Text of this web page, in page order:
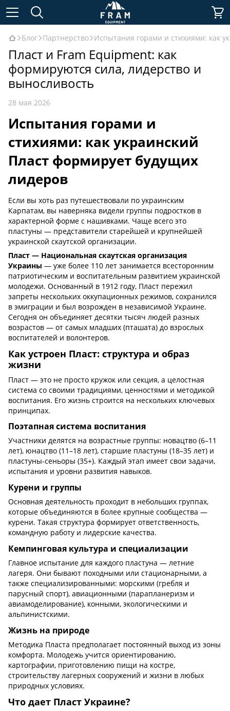
Блог Партнерство Испытания горами и стихиями: как
Пласт и Fram Equipment: как
формируются сила, лидерство и
выносливость
28 мая 2026
Испытания горами и
стихиями: как украинский
Пласт формирует будущих
лидеров
Если вы хоть раз путешествовали по украинским
Карпатам, вы наверняка видели группы подростков в
характерной форме с нашивками. Чаще всего это
пластуны — представители старейшей и крупнейшей
украинской скаутской организации.
Пласт — Национальная скаутская организация
Украины — уже более 110 лет занимается всесторонним
патриотическим и воспитательным развитием украинской
молодежи. Основанный в 1912 году, Пласт пережил
запреты нескольких оккупационных режимов, сохранился
в эмиграции и был возрожден в независимой Украине.
Сегодня он объединяет десятки тысяч людей разных
возрастов — от самых младших (пташата) до взрослых
воспитателей и волонтеров.
Как устроен Пласт: структура и образ
жизни
Пласт — это не просто кружок или секция, а целостная
система со своими традициями, ценностями и методикой
воспитания. Его жизнь строится на нескольких ключевых
принципах.
Поэтапная система воспитания
Участники делятся на возрастные группы: новацтво (6–11
лет), юнацтво (11–18 лет), старшие пластуны (18–35 лет) и
пластуны-сеньоры (35+). Каждый этап имеет свои задачи,
испытания и уровни развития навыков.
Курени и группы
Основная деятельность проходит в небольших группах,
которые объединяются в более крупные сообщества —
курени. Такая структура формирует ответственность,
командную работу и лидерские качества.
Кемпинговая культура и специализации
Главное испытание для каждого пластуна — летние
лагеря. Они бывают походными или стационарными, а
также специализированными: морскими (гребля и
парусный спорт), авиационными (парапланеризм и
авиамоделирование), конными, экологическими и
альпинистскими.
Жизнь на природе
Методика Пласта предполагает постоянный выход из зоны
комфорта. Молодежь учится ориентированию,
картографии, приготовлению пищи на костре,
строительству лагерных сооружений и жизни в любых
природных условиях.
Что дает Пласт Украине?